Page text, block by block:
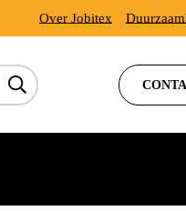
Over Jobitex